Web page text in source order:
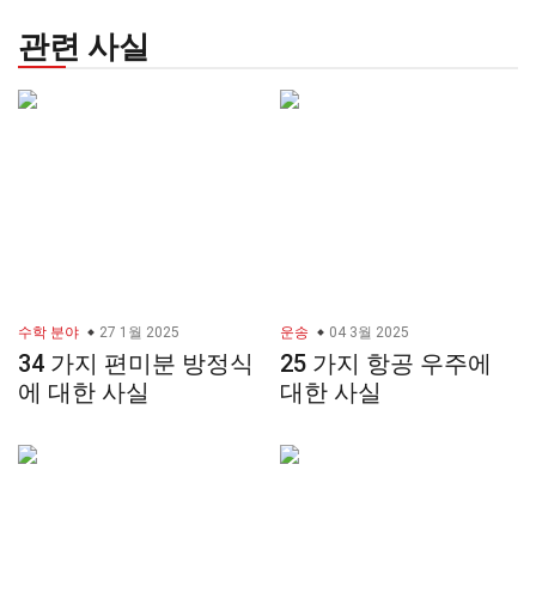
관련 사실
수학 분야 27 1월 2025
34 가지 편미분 방정식
에 대한 사실
운송 04 3월 2025
25 가지 항공 우주에
대한 사실